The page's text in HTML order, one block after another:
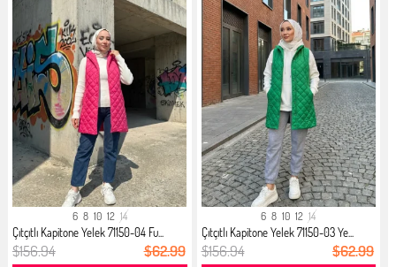
6 8 10 12 14
Çıtçıtlı Kapitone Yelek 71150-04 Fu...
$156.94 $62.99
6 8 10 12 14
Çıtçıtlı Kapitone Yelek 71150-03 Ye...
$156.94 $62.99